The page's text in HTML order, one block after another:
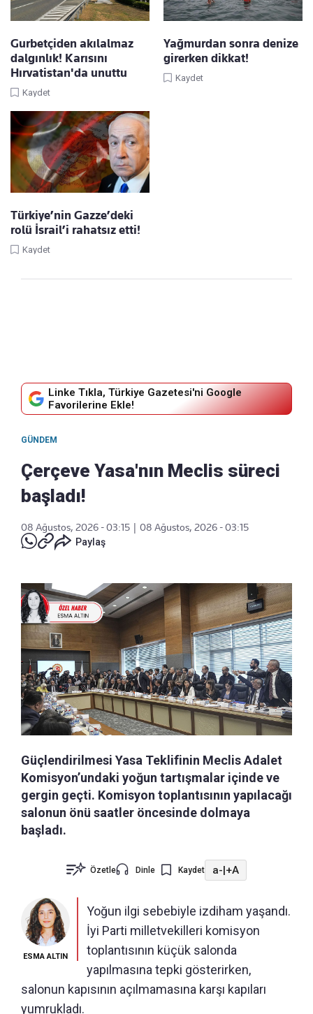
Gurbetçiden akılalmaz
dalgınlık! Karısını
Hırvatistan'da unuttu
Kaydet
Yağmurdan sonra denize
girerken dikkat!
Kaydet
Türkiye’nin Gazze’deki
rolü İsrail’i rahatsız etti!
Kaydet
Linke Tıkla, Türkiye Gazetesi'ni Google
Favorilerine Ekle!
GÜNDEM
Çerçeve Yasa'nın Meclis süreci
başladı!
08 Ağustos, 2026 - 03:15
08 Ağustos, 2026 - 03:15
Paylaş
Güçlendirilmesi Yasa Teklifinin Meclis Adalet
Komisyon’undaki yoğun tartışmalar içinde ve
gergin geçti. Komisyon toplantısının yapılacağı
salonun önü saatler öncesinde dolmaya
başladı.
Özetle Dinle Kaydet a-|+A
ESMA ALTIN
Yoğun ilgi sebebiyle izdiham yaşandı.
İyi Parti milletvekilleri komisyon
toplantısının küçük salonda
yapılmasına tepki gösterirken,
salonun kapısının açılmamasına karşı kapıları
yumrukladı.